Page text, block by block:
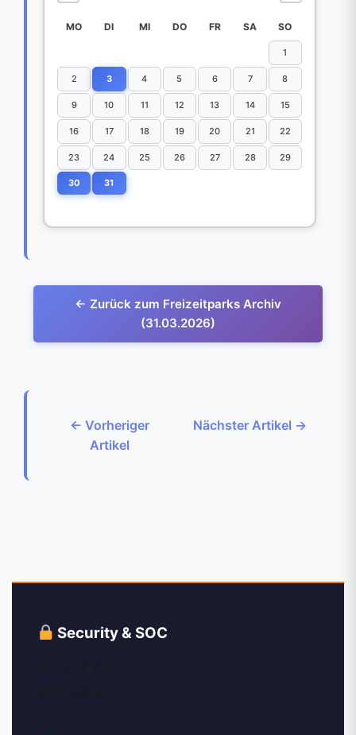
MO DI MI DO FR SA SO
1
2 3 4 5 6 7 8
9 10 11 12 13 14 15
16 17 18 19 20 21 22
23 24 25 26 27 28 29
30 31
← Zurück zum Freizeitparks Archiv
(31.03.2026)
← Vorheriger
Artikel
Nächster Artikel →
Security & SOC